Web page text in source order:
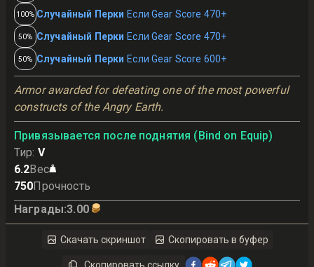
100% Случайный Перки Если Gear Score 470+
50% Случайный Перки Если Gear Score 470+
50% Случайный Перки Если Gear Score 600+
Armor awarded for defeating one of the most powerful
constructs of the Angry Earth.
Привязывается после поднятия (Bind on Equip)
Тир: V
6.2Вес
750Прочность
Награды:3.00
Скачать скриншот Скопировать в буфер